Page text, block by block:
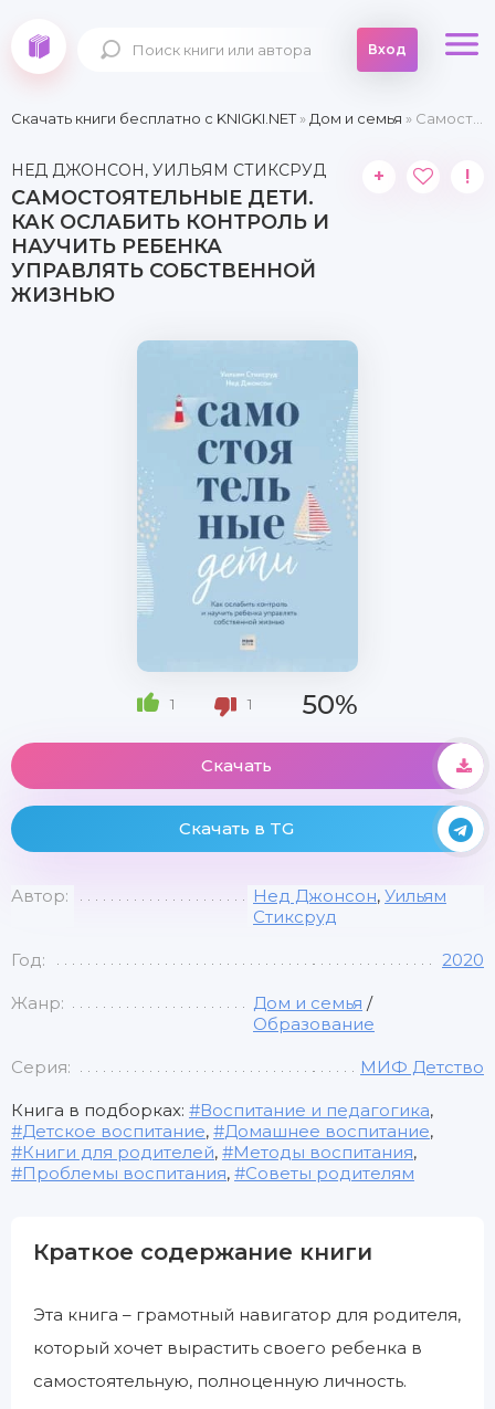
Вход
Скачать книги бесплатно c KNIGKI.NET» Дом и семья » Самостоятельные дети. Как ослабить контроль и научить ребенка управлять собственной жизнью
НЕД ДЖОНСОН, УИЛЬЯМ СТИКСРУД
САМОСТОЯТЕЛЬНЫЕ ДЕТИ.
КАК ОСЛАБИТЬ КОНТРОЛЬ И
НАУЧИТЬ РЕБЕНКА
УПРАВЛЯТЬ СОБСТВЕННОЙ
ЖИЗНЬЮ
+ !
1 1 50%
Скачать
Скачать в TG
Автор: Нед Джонсон, Уильям
Стиксруд
Год: 2020
Жанр: Дом и семья /
Образование
Серия: МИФ Детство
Книга в подборках: Воспитание и педагогика,
Детское воспитание, Домашнее воспитание,
Книги для родителей, Методы воспитания,
Проблемы воспитания, Советы родителям
Краткое содержание книги
Эта книга – грамотный навигатор для родителя,
который хочет вырастить своего ребенка в
самостоятельную, полноценную личность.